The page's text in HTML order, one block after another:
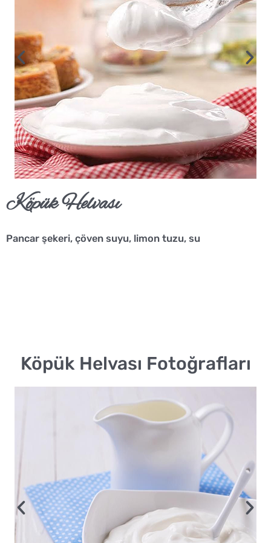
Köpük Helvası
Pancar şekeri, çöven suyu, limon tuzu, su
Köpük Helvası Fotoğrafları